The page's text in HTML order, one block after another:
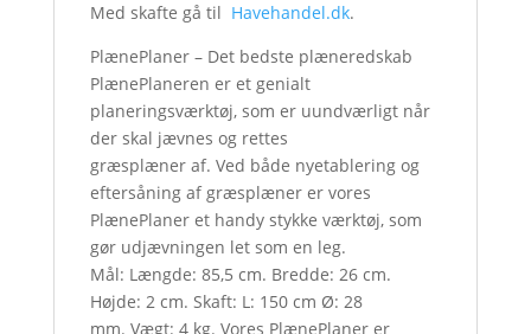
Med skafte gå til Havehandel.dk.
PlænePlaner – Det bedste plæneredskab
PlænePlaneren er et genialt
planeringsværktøj, som er uundværligt når
der skal jævnes og rettes
græsplæner af. Ved både nyetablering og
eftersåning af græsplæner er vores
PlænePlaner et handy stykke værktøj, som
gør udjævningen let som en leg.
Mål: Længde: 85,5 cm. Bredde: 26 cm.
Højde: 2 cm. Skaft: L: 150 cm Ø: 28
mm. Vægt: 4 kg. Vores PlænePlaner er